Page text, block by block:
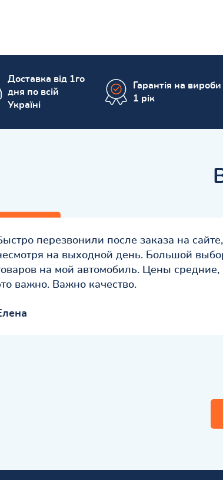
Доставка від 1го
дня по всій
Україні
Гарантія на вироби
1 рік
перезвонили после заказа на сайте,
на выходной день. Большой
на мой автомобиль. Цены средние,
важно. Важно качество.